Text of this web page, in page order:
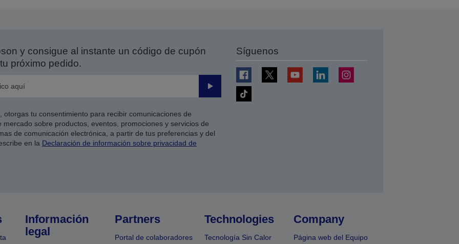
y consigue al instante un código de cupón
próximo pedido.
Enviar
tu consentimiento para recibir comunicaciones de
sobre productos, eventos, promociones y servicios de
de comunicación electrónica, a partir de tus preferencias y del
en la Declaración de información sobre privacidad de
Síguenos
Información
legal
Partners
Portal de colaboradores
Technologies
Tecnología Sin Calor
Company
Página web del Equipo